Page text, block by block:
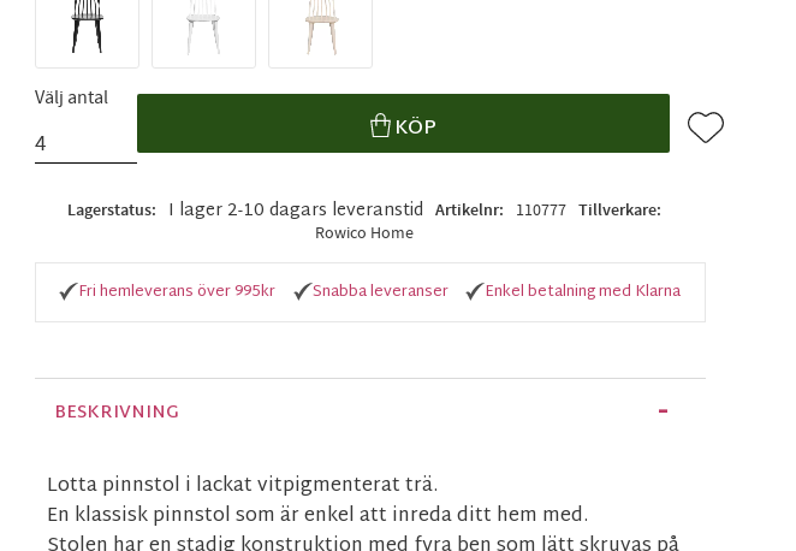
Välj antal
KÖP Lägg till i
Lagerstatus I lager 2-10 dagars leveranstid Artikelnr 110777 Tillverkare
Rowico Home
Fri hemleverans över 995kr Snabba leveranser Enkel betalning med Klarna
BESKRIVNING
Lotta pinnstol i lackat vitpigmenterat trä.
En klassisk pinnstol som är enkel att inreda ditt hem med.